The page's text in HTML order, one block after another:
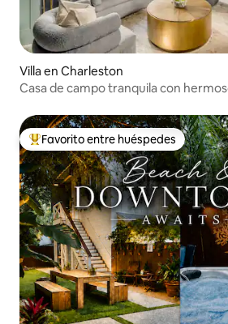
Villa en Charleston
Casa de campo tranquila con
Favorito entre huéspedes preferido
Favorito entre huéspedes